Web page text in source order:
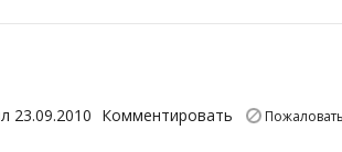
23.09.2010 Комментировать